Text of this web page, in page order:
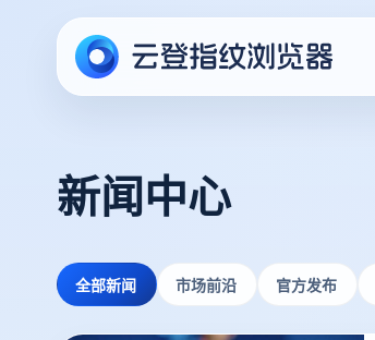
新闻中心
全部新闻 市场前沿 官方发布